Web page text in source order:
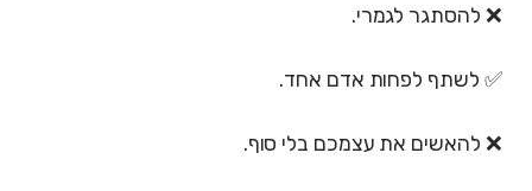
❌ להסתגר לגמרי.
✅ לשתף לפחות אדם אחד.
❌ להאשים את עצמכם בלי סוף.